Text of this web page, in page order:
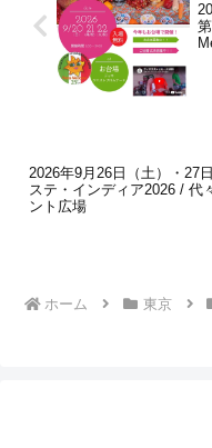
2026年9月26日（土）・27
ステ・インディア2026 / 代
ント広場
ホーム 東京